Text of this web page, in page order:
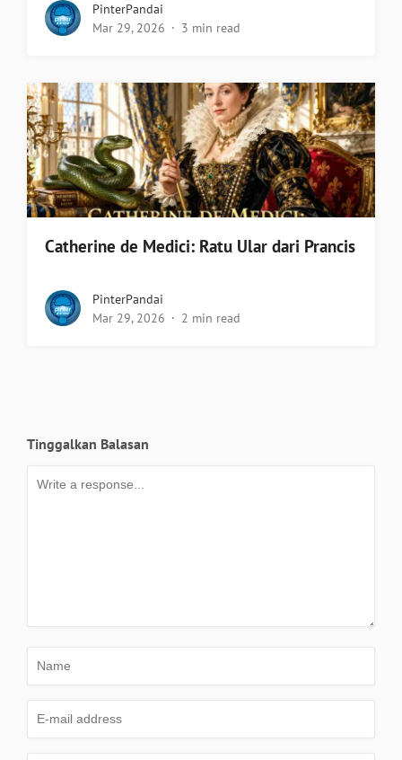
PinterPandai
Mar 29, 2026
3 min read
Catherine de Medici: Ratu Ular dari Prancis
PinterPandai
Mar 29, 2026
2 min read
Tinggalkan Balasan